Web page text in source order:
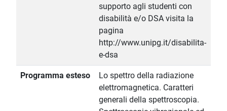
supporto agli studenti con
disabilità e/o DSA visita la
pagina
http://www.unipg.it/disabilita-
e-dsa
Programma esteso
Lo spettro della radiazione
elettromagnetica. Caratteri
generali della spettroscopia.